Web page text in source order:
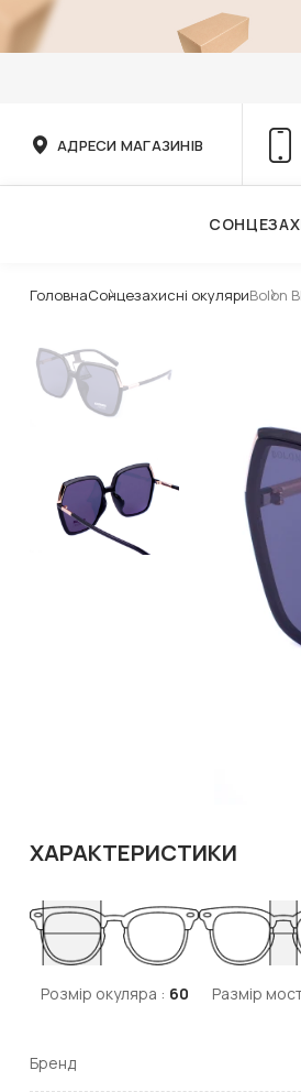
АДРЕСИ МАГАЗИНІВ
ГоловнаСонцезахисні окуляриBolon
ХАРАКТЕРИСТИКИ
Розмір окуляра : 60 Размір
Бренд